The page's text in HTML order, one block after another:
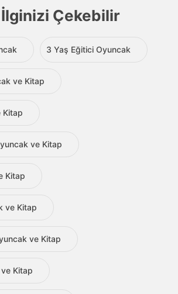
Çekebilir
3 Yaş Eğitici Oyuncak
ve Kitap
Kitap
ve Kitap
Kitap
ve Kitap
ve Kitap
Kitap